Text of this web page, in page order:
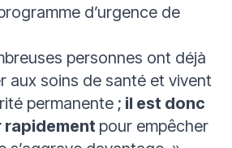
d’urgence de
personnes ont déjà
aux soins de santé et vivent
permanente ; il est donc
rapidement pour empêcher